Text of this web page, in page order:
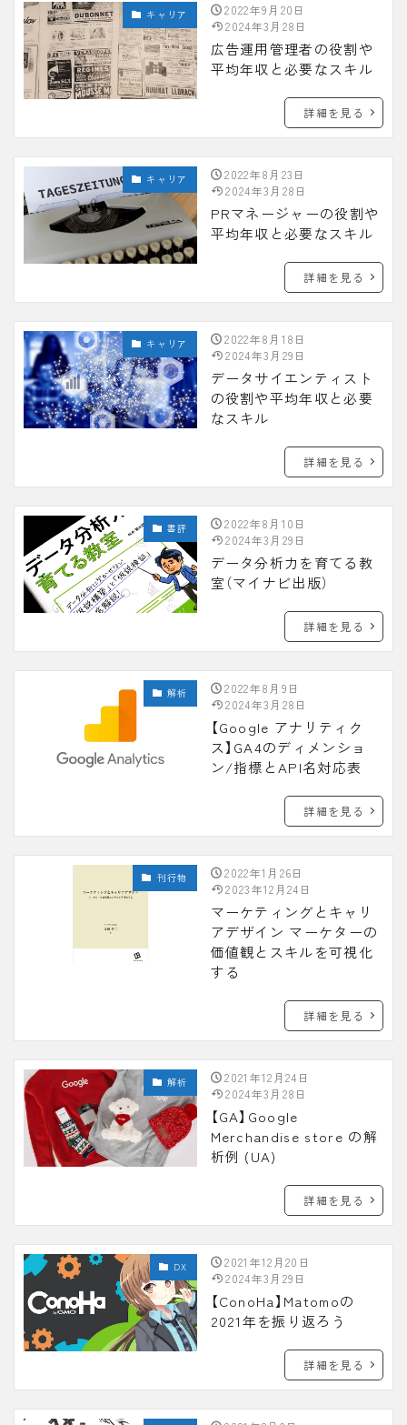
キャリア
2022年9月20日
2024年3月28日
広告運用管理者の役割や
平均年収と必要なスキル
詳細を見る
キャリア
2022年8月23日
2024年3月28日
PRマネージャーの役割や
平均年収と必要なスキル
詳細を見る
キャリア
2022年8月18日
2024年3月29日
データサイエンティスト
の役割や平均年収と必要
なスキル
詳細を見る
書評
2022年8月10日
2024年3月29日
データ分析力を育てる教
室（マイナビ出版）
詳細を見る
解析
2022年8月9日
2024年3月28日
【Google アナリティク
ス】GA4のディメンショ
ン/指標とAPI名対応表
詳細を見る
刊行物
2022年1月26日
2023年12月24日
マーケティングとキャリ
アデザイン マーケターの
価値観とスキルを可視化
する
詳細を見る
解析
2021年12月24日
2024年3月28日
【GA】Google
Merchandise store の解
析例 (UA)
詳細を見る
DX
2021年12月20日
2024年3月29日
【ConoHa】Matomoの
2021年を振り返ろう
詳細を見る